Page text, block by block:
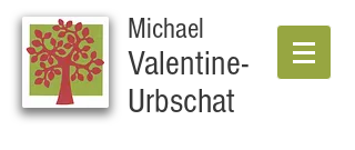
Michael
Valentine-
Urbschat